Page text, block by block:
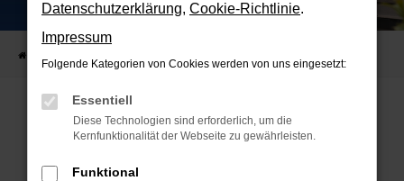
Fahrzeugbestand
Datenschutzerklärung, Cookie-Richtlinie.
Impressum
Folgende Kategorien von Cookies werden von uns eingesetzt:
Essentiell
Diese Technologien sind erforderlich, um die
Kernfunktionalität der Webseite zu gewährleisten.
Funktional